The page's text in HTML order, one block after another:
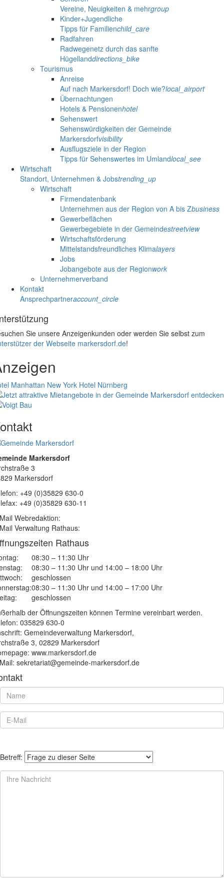
Vereine, Neuigkeiten & mehrgroup
Kinder+Jugendliche
Tipps für Familienchild_care
Radfahren
Radwegenetz durch das sanfte
Hügellanddirections_bike
Tourismus
Anreise
Auf nach Markersdorf! Doch wie?local_airport
Übernachtungen
Hotels & Pensionenhotel
Sehenswert
Sehenswürdigkeiten der Gemeinde
Markersdorfvisibility
Ausflugsziele in der Region
Tipps für Sehenswertes im Umlandlocal_see
Wirtschaft
Standort, Unternehmen & Jobstrending_up
Wirtschaft
Firmendatenbank
Unternehmen aus der Region von A bis Zbusiness
Gewerbeflächen
Gewerbegebiete in der Gemeindestreetview
Wirtschaftsförderung
Mittelstandsfreundliches Klimalayers
Jobs
Jobangebote aus der Regionwork
Unternehmerverband
Kontakt
Ansprechpartneraccount_circle
Sie unsere Anzeigenkunden oder werden Sie selbst zum
der Webseite markersdorf.de!
Manhattan New York Hotel Nürnberg
Markersdorf
3
Markersdorf
+49 (0)35829 630-0
+49 (0)35829 630-11
Webredaktion:
Verwaltung Rathaus:
Rathaus
08:30 – 11:30 Uhr
08:30 – 11:30 Uhr und 14:00 – 18:00 Uhr
geschlossen
08:30 – 11:30 Uhr und 14:00 – 17:00 Uhr
geschlossen
der Öffnungszeiten können Termine vereinbart werden.
035829 630-0
Gemeindeverwaltung Markersdorf,
3, 02829 Markersdorf
www.markersdorf.de
sekretariat@gemeinde-markersdorf.de
Betreff: